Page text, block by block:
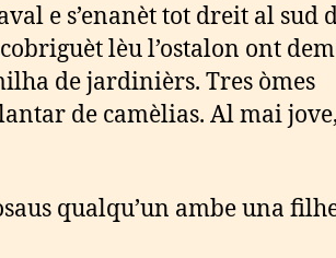
e s’enanèt tot dreit al sud
lèu l’ostalon ont
de jardinièrs. Tres òmes
de camèlias. Al mai jove,
qualqu’un ambe una